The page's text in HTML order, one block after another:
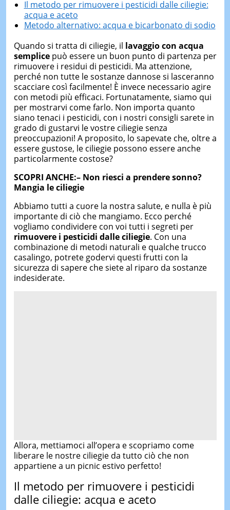
Il metodo per rimuovere i pesticidi dalle ciliegie:
acqua e aceto
Metodo alternativo: acqua e bicarbonato di sodio
Quando si tratta di ciliegie, il lavaggio con acqua
semplicepuò essere un buon punto di partenza per
rimuovere i residui di pesticidi. Ma attenzione,
perché non tutte le sostanze dannose si lasceranno
scacciare così facilmente! È invece necessario agire
con metodi più efficaci. Fortunatamente, siamo qui
per mostrarvi come farlo. Non importa quanto
siano tenaci i pesticidi, con i nostri consigli sarete in
grado di gustarvi le vostre ciliegie senza
preoccupazioni! A proposito, lo sapevate che, oltre a
essere gustose, le ciliegie possono essere anche
particolarmente costose?
SCOPRI ANCHE:– Non riesci a prendere sonno?
Mangia le ciliegie
Abbiamo tutti a cuore la nostra salute, e nulla è più
importante di ciò che mangiamo. Ecco perché
vogliamo condividere con voi tutti i segreti per
rimuovere i pesticidi dalle ciliegie. Con una
combinazione di metodi naturali e qualche trucco
casalingo, potrete godervi questi frutti con la
sicurezza di sapere che siete al riparo da sostanze
indesiderate.
Allora, mettiamoci all’opera e scopriamo come
liberare le nostre ciliegie da tutto ciò che non
appartiene a un picnic estivo perfetto!
Il metodo per rimuovere i pesticidi
dalle ciliegie: acqua e aceto